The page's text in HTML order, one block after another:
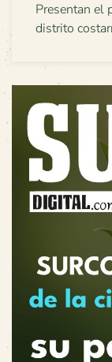
Presentan el
distrito